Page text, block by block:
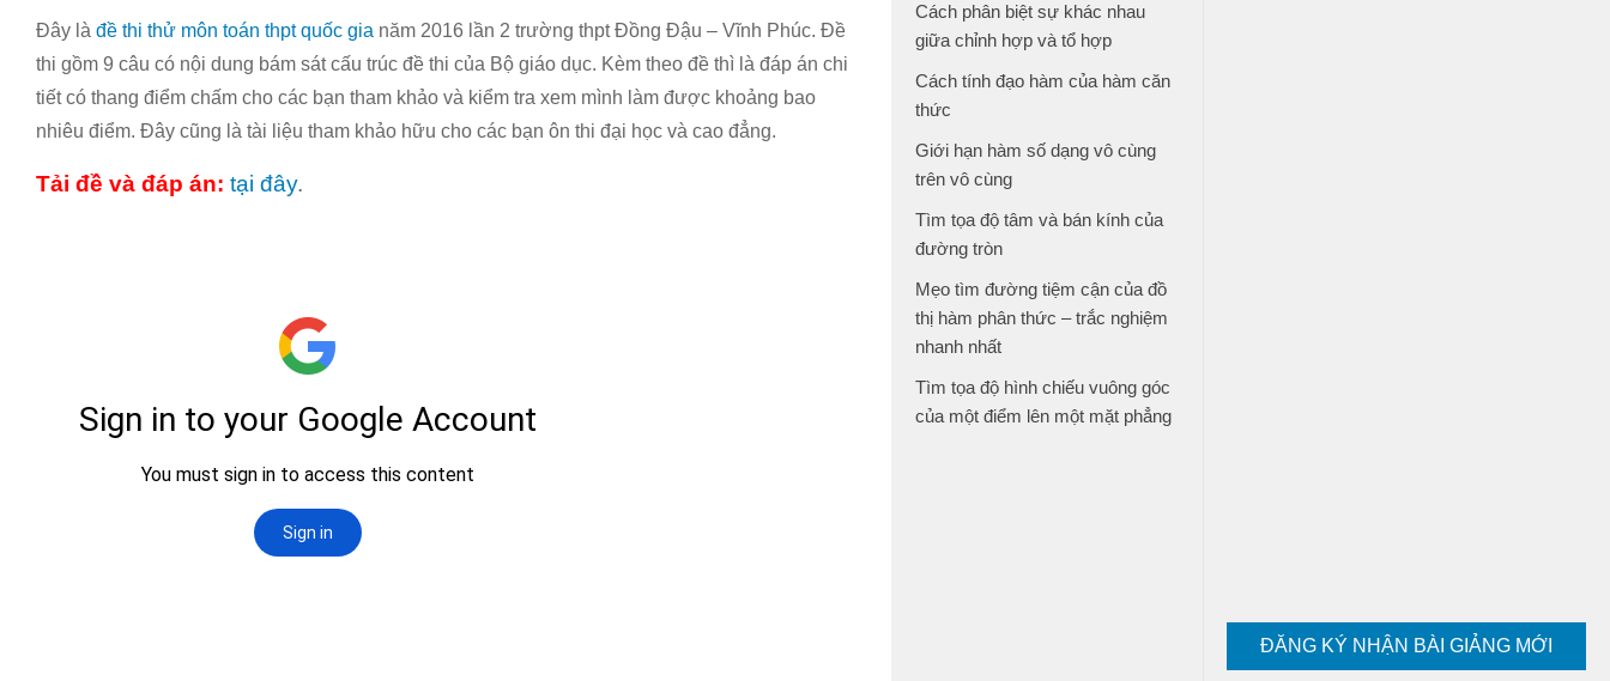
Đây là đề thi thử môn toán thpt quốc gia năm 2016 lần 2 trường thpt Đồng Đậu – Vĩnh Phúc. Đề
thi gồm 9 câu có nội dung bám sát cấu trúc đề thi của Bộ giáo dục. Kèm theo đề thì là đáp án chi
tiết có thang điểm chấm cho các bạn tham khảo và kiểm tra xem mình làm được khoảng bao
nhiêu điểm. Đây cũng là tài liệu tham khảo hữu cho các bạn ôn thi đại học và cao đẳng.
Tải đề và đáp án: tại đây.
ĐĂNG KÝ NHẬN BÀI GIẢNG MỚI
Cách phân biệt sự khác nhau
giữa chỉnh hợp và tổ hợp
Cách tính đạo hàm của hàm căn
thức
Giới hạn hàm số dạng vô cùng
trên vô cùng
Tìm tọa độ tâm và bán kính của
đường tròn
Mẹo tìm đường tiệm cận của đồ
thị hàm phân thức – trắc nghiệm
nhanh nhất
Tìm tọa độ hình chiếu vuông góc
của một điểm lên một mặt phẳng